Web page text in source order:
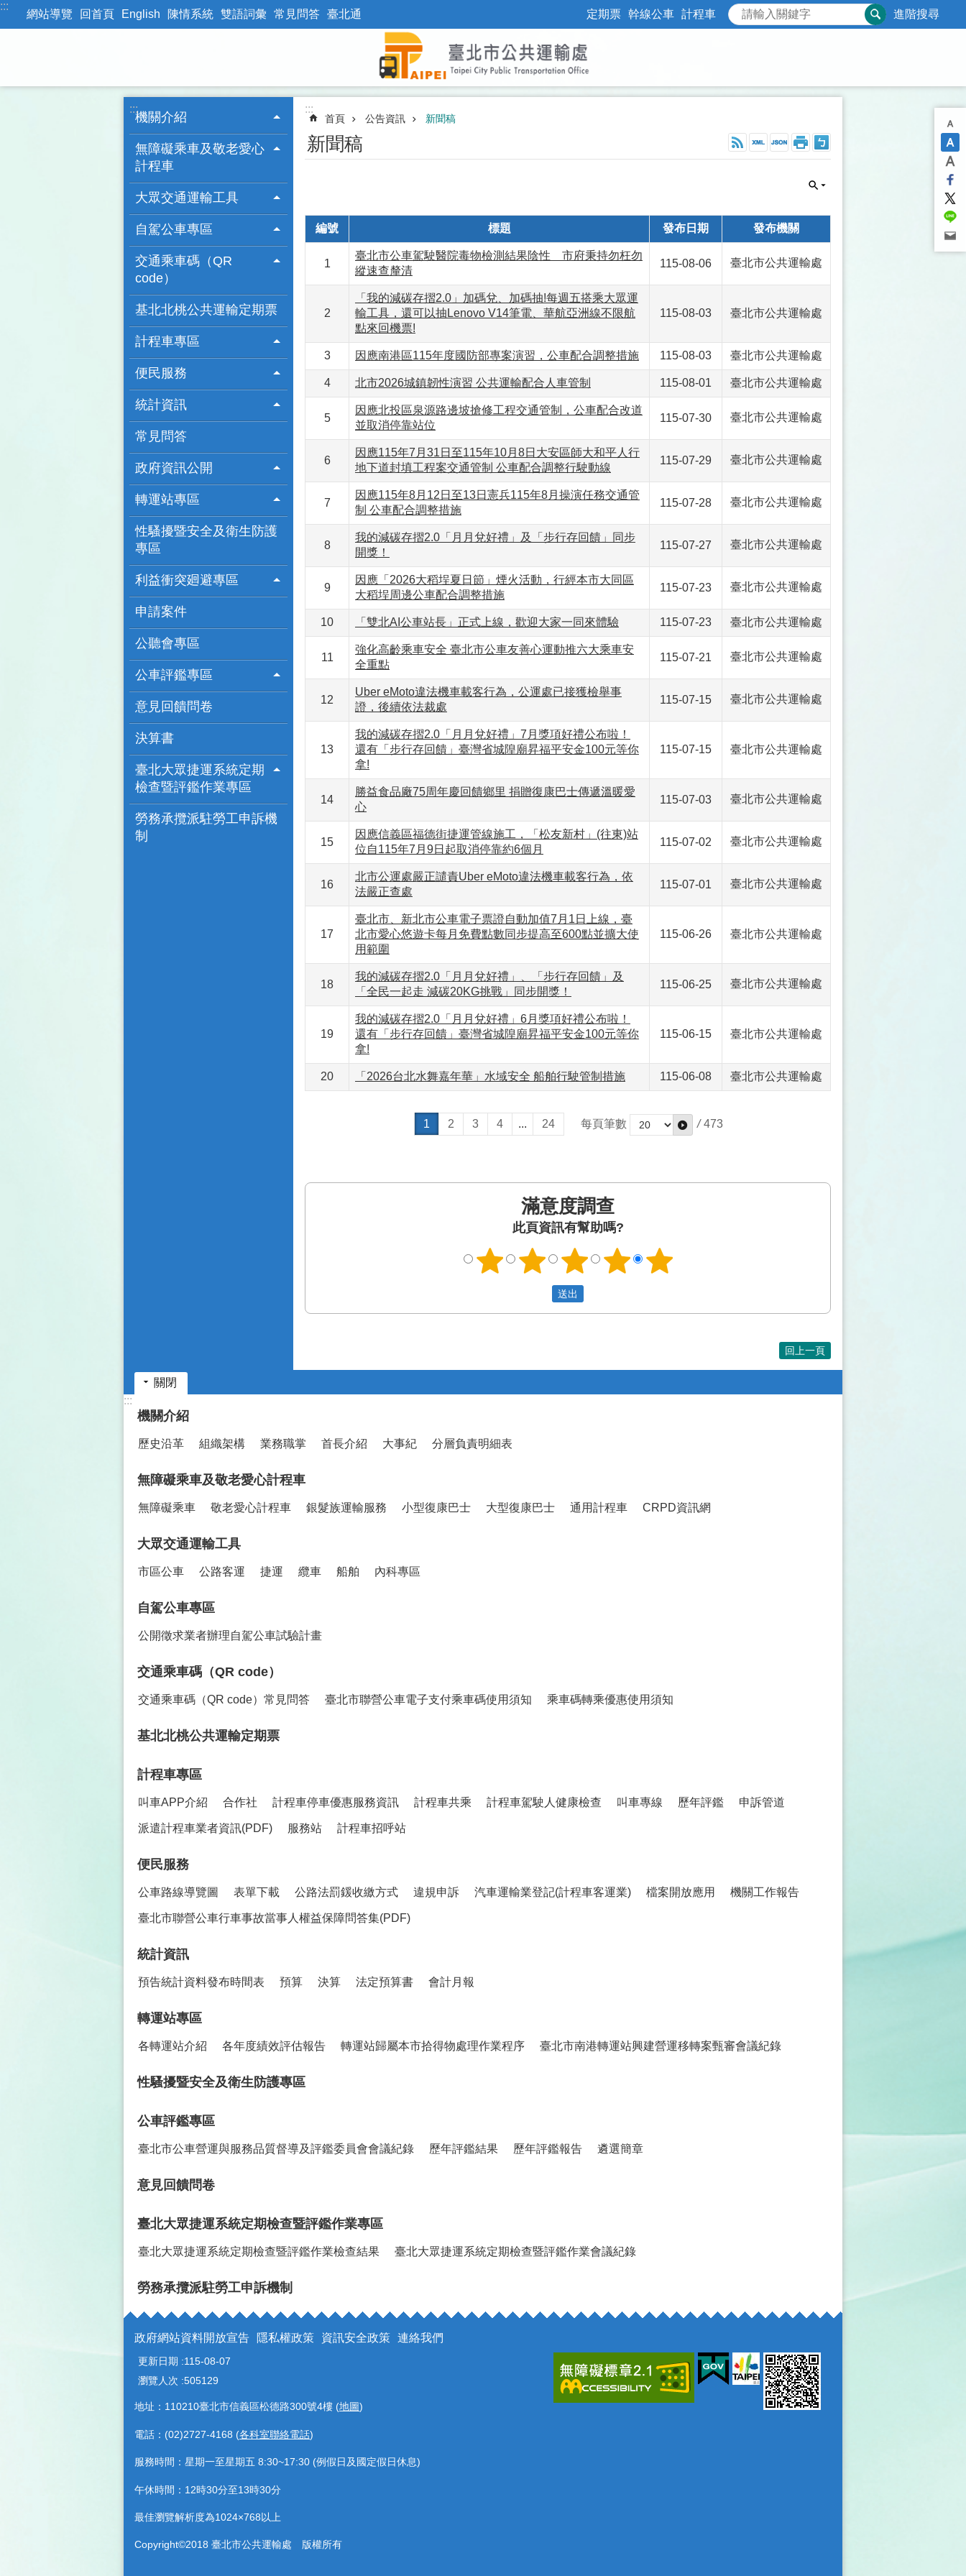
跳到主要內容區塊
:::
網站導覽 回首頁 English 陳情系統 雙語詞彙 常見問答 臺北通 定期票 幹線公車 計程車 進階搜尋
:::
機關介紹
無障礙乘車及敬老愛心
計程車
大眾交通運輸工具
自駕公車專區
交通乘車碼（QR
code）
基北北桃公共運輸定期票
計程車專區
便民服務
統計資訊
常見問答
政府資訊公開
轉運站專區
性騷擾暨安全及衛生防護
專區
利益衝突廻避專區
申請案件
公聽會專區
公車評鑑專區
意見回饋問卷
決算書
臺北大眾捷運系統定期
檢查暨評鑑作業專區
勞務承攬派駐勞工申訴機
制
:::
首頁 公告資訊 新聞稿
新聞稿
編號 標題 發布日期 發布機關
1
臺北市公車駕駛醫院毒物檢測結果陰性 市府秉持勿枉勿
縱速查釐清
115-08-06 臺北市公共運輸處
2
「我的減碳存摺2.0」加碼兌、加碼抽!每週五搭乘大眾運
輸工具，還可以抽Lenovo V14筆電、華航亞洲線不限航
點來回機票!
115-08-03 臺北市公共運輸處
3 因應南港區115年度國防部專案演習，公車配合調整措施 115-08-03 臺北市公共運輸處
4 北市2026城鎮韌性演習 公共運輸配合人車管制 115-08-01 臺北市公共運輸處
5
因應北投區泉源路邊坡搶修工程交通管制，公車配合改道
並取消停靠站位
115-07-30 臺北市公共運輸處
6
因應115年7月31日至115年10月8日大安區師大和平人行
地下道封填工程案交通管制 公車配合調整行駛動線
115-07-29 臺北市公共運輸處
7
因應115年8月12日至13日憲兵115年8月操演任務交通管
制 公車配合調整措施
115-07-28 臺北市公共運輸處
8
我的減碳存摺2.0「月月兌好禮」及「步行存回饋」同步
開獎！
115-07-27 臺北市公共運輸處
9
因應「2026大稻埕夏日節」煙火活動，行經本市大同區
大稻埕周邊公車配合調整措施
115-07-23 臺北市公共運輸處
10 「雙北AI公車站長」正式上線，歡迎大家一同來體驗 115-07-23 臺北市公共運輸處
11
強化高齡乘車安全 臺北市公車友善心運動推六大乘車安
全重點
115-07-21 臺北市公共運輸處
12
Uber eMoto違法機車載客行為，公運處已接獲檢舉事
證，後續依法裁處
115-07-15 臺北市公共運輸處
13
我的減碳存摺2.0「月月兌好禮」7月獎項好禮公布啦！
還有「步行存回饋」臺灣省城隍廟昇福平安金100元等你
拿!
115-07-15 臺北市公共運輸處
14
勝益食品廠75周年慶回饋鄉里 捐贈復康巴士傳遞溫暖愛
心
115-07-03 臺北市公共運輸處
15
因應信義區福德街捷運管線施工，「松友新村」(往東)站
位自115年7月9日起取消停靠約6個月
115-07-02 臺北市公共運輸處
16
北市公運處嚴正譴責Uber eMoto違法機車載客行為，依
法嚴正查處
115-07-01 臺北市公共運輸處
17
臺北市、新北市公車電子票證自動加值7月1日上線，臺
北市愛心悠遊卡每月免費點數同步提高至600點並擴大使
用範圍
115-06-26 臺北市公共運輸處
18
我的減碳存摺2.0「月月兌好禮」、「步行存回饋」及
「全民一起走 減碳20KG挑戰」同步開獎！
115-06-25 臺北市公共運輸處
19
我的減碳存摺2.0「月月兌好禮」6月獎項好禮公布啦！
還有「步行存回饋」臺灣省城隍廟昇福平安金100元等你
拿!
115-06-15 臺北市公共運輸處
20 「2026台北水舞嘉年華」水域安全 船舶行駛管制措施 115-06-08 臺北市公共運輸處
1 2 3 4 ... 24 每頁筆數 / 473
滿意度調查
此頁資訊有幫助嗎?
回上一頁
關閉
:::
機關介紹
歷史沿革 組織架構 業務職掌 首長介紹 大事紀 分層負責明細表
無障礙乘車及敬老愛心計程車
無障礙乘車 敬老愛心計程車 銀髮族運輸服務 小型復康巴士 大型復康巴士 通用計程車 CRPD資訊網
大眾交通運輸工具
市區公車 公路客運 捷運 纜車 船舶 內科專區
自駕公車專區
公開徵求業者辦理自駕公車試驗計畫
交通乘車碼（QR code）
交通乘車碼（QR code）常見問答 臺北市聯營公車電子支付乘車碼使用須知 乘車碼轉乘優惠使用須知
基北北桃公共運輸定期票
計程車專區
叫車APP介紹 合作社 計程車停車優惠服務資訊 計程車共乘 計程車駕駛人健康檢查 叫車專線 歷年評鑑 申訴管道
派遣計程車業者資訊(PDF) 服務站 計程車招呼站
便民服務
公車路線導覽圖 表單下載 公路法罰鍰收繳方式 違規申訴 汽車運輸業登記(計程車客運業) 檔案開放應用 機關工作報告
臺北市聯營公車行車事故當事人權益保障問答集(PDF)
統計資訊
預告統計資料發布時間表 預算 決算 法定預算書 會計月報
轉運站專區
各轉運站介紹 各年度績效評估報告 轉運站歸屬本市拾得物處理作業程序 臺北市南港轉運站興建營運移轉案甄審會議紀錄
性騷擾暨安全及衛生防護專區
公車評鑑專區
臺北市公車營運與服務品質督導及評鑑委員會會議紀錄 歷年評鑑結果 歷年評鑑報告 遴選簡章
意見回饋問卷
臺北大眾捷運系統定期檢查暨評鑑作業專區
臺北大眾捷運系統定期檢查暨評鑑作業檢查結果 臺北大眾捷運系統定期檢查暨評鑑作業會議紀錄
勞務承攬派駐勞工申訴機制
政府網站資料開放宣告 隱私權政策 資訊安全政策 連絡我們
更新日期
115-08-07
瀏覽人次 505129
地址：110210臺北市信義區松德路300號4樓 (地圖)
電話：(02)2727-4168 (各科室聯絡電話)
服務時間：星期一至星期五 8:30~17:30 (例假日及國定假日休息)
午休時間：12時30分至13時30分
最佳瀏覽解析度為1024×768以上
Copyright©2018 臺北市公共運輸處 版權所有